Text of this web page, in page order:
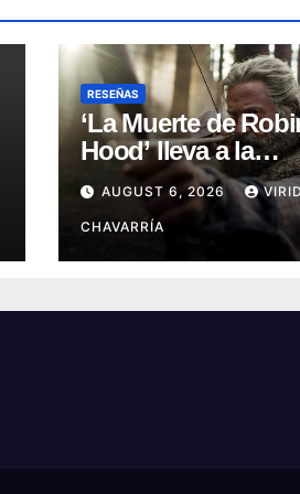
RESEÑAS
‘La Muerte de
Hood’ lleva a la
leyenda a su
más oscuro
AUGUST 6, 2026
CHAVARRÍA